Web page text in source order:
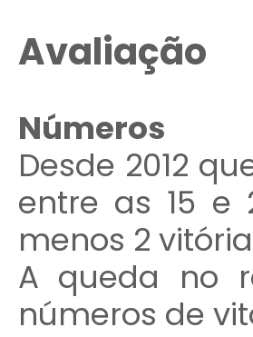
Avaliação
Números
Desde 2012
entre as 15 e
menos 2
A queda no
números de